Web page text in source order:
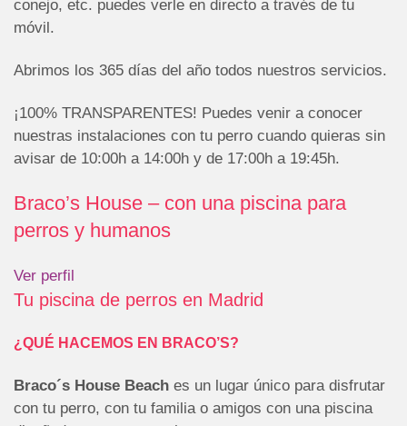
conejo, etc. puedes verle en directo a través de tu
móvil.
Abrimos los 365 días del año todos nuestros servicios.
¡100% TRANSPARENTES! Puedes venir a conocer
nuestras instalaciones con tu perro cuando quieras sin
avisar de 10:00h a 14:00h y de 17:00h a 19:45h.
Braco’s House – con una piscina para
perros y humanos
Ver perfil
Tu piscina de perros en Madrid
¿QUÉ HACEMOS EN BRACO’S?
Braco´s House Beach es un lugar único para disfrutar
con tu perro, con tu familia o amigos con una piscina